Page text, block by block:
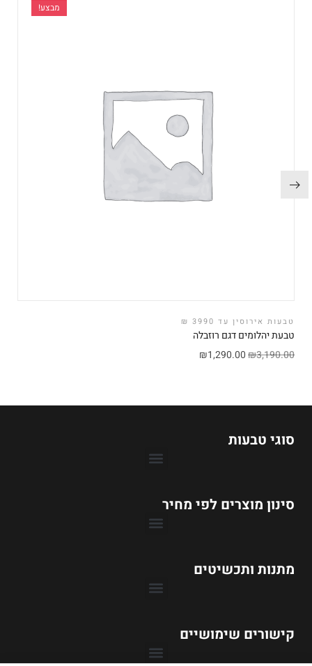
מבצע!
טבעות אירוסין עד 3990 ₪
טבעת יהלומים דגם רוזבלה
₪3,190.00
₪1,290.00
סוגי טבעות
סינון מוצרים לפי מחיר
מתנות ותכשיטים
קישורים שימושיים